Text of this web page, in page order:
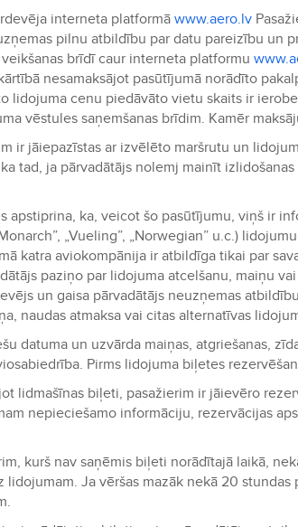
interneta platformā www.aero.lv
pilnu atbildību par datu pareizību un
brīdī caur interneta platformu
nesamaksājot pasūtījumā norādīto
lidojuma cenu piedāvāto vietu skaits ir
vēstules saņemšanas brīdim. Kamēr
ir jāiepazīstas ar izvēlēto maršrutu un
tad, ja pārvadātājs nolemj mainīt
apstiprina, ka, veicot šo pasūtījumu, viņš ir
„Vueling”, „Norwegian” u.c.)
katra aviokompānija ir atbildīga tikai par
paziņo par lidojuma atcelšanu, maiņu
un gaisa pārvadātājs neuzņemas
naudas atmaksa vai citas alternatīvas
datuma un uzvārda maiņas, atgriešanas,
Pirms lidojuma biļetes
lidmašīnas biļeti, pasažierim ir jāievēro
nepieciešamo informāciju, rezervācijas
kurš nav saņēmis biļeti norādītajā laikā,
lidojumam. Ja vēršas mazāk nekā 20